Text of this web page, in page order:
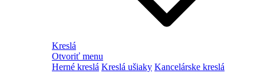
Kreslá
Otvoriť menu
Herné kreslá Kreslá ušiaky Kancelárske kreslá